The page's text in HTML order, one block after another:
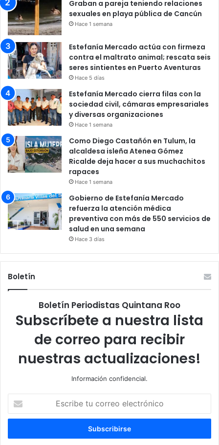
Graban a pareja teniendo relaciones
sexuales en playa pública de Cancún
Hace 1 semana
Estefanía Mercado actúa con firmeza
contra el maltrato animal; rescata seis
seres sintientes en Puerto Aventuras
Hace 5 días
Estefanía Mercado cierra filas con la
sociedad civil, cámaras empresariales
y diversas organizaciones
Hace 1 semana
Como Diego Castañón en Tulum, la
alcaldesa isleña Atenea Gómez
Ricalde deja hacer a sus muchachitos
rapaces
Hace 1 semana
Gobierno de Estefanía Mercado
refuerza la atención médica
preventiva con más de 550 servicios de
salud en una semana
Hace 3 días
Boletín
Boletín Periodistas Quintana Roo
Subscríbete a nuestra lista
de correo para recibir
nuestras actualizaciones!
Información confidencial.
correo